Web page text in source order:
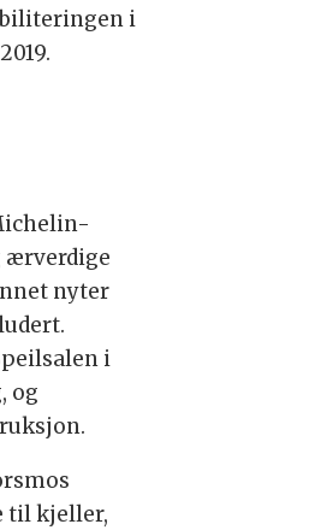
i
ærverdige
nyter
i
og
til kjeller,